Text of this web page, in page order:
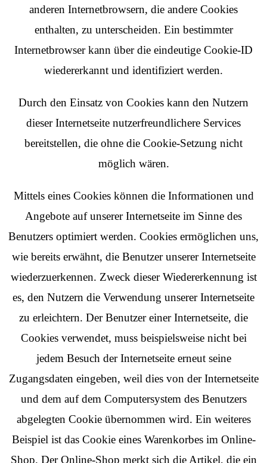
anderen Internetbrowsern, die andere Cookies
enthalten, zu unterscheiden. Ein bestimmter
Internetbrowser kann über die eindeutige Cookie-ID
wiedererkannt und identifiziert werden.
Durch den Einsatz von Cookies kann den Nutzern
dieser Internetseite nutzerfreundlichere Services
bereitstellen, die ohne die Cookie-Setzung nicht
möglich wären.
Mittels eines Cookies können die Informationen und
Angebote auf unserer Internetseite im Sinne des
Benutzers optimiert werden. Cookies ermöglichen uns,
wie bereits erwähnt, die Benutzer unserer Internetseite
wiederzuerkennen. Zweck dieser Wiedererkennung ist
es, den Nutzern die Verwendung unserer Internetseite
zu erleichtern. Der Benutzer einer Internetseite, die
Cookies verwendet, muss beispielsweise nicht bei
jedem Besuch der Internetseite erneut seine
Zugangsdaten eingeben, weil dies von der Internetseite
und dem auf dem Computersystem des Benutzers
abgelegten Cookie übernommen wird. Ein weiteres
Beispiel ist das Cookie eines Warenkorbes im Online-
Shop. Der Online-Shop merkt sich die Artikel, die ein